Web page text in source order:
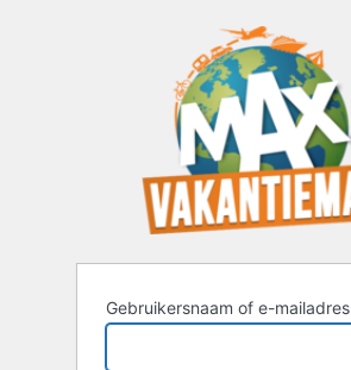
Gebruikersnaam of e-mailadres